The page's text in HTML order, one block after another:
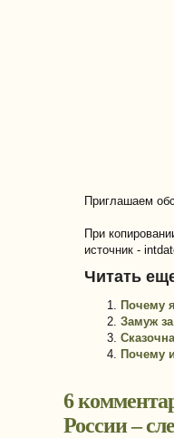
Приглашаем
При
источник -
Читать
Почему
Замуж
Почему
6
России –